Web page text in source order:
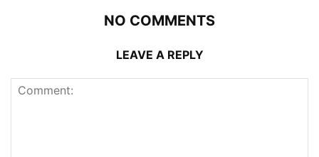
NO COMMENTS
LEAVE A REPLY